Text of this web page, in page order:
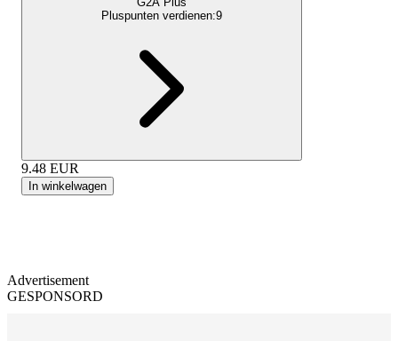
Pluspunten verdienen:9
9.48 EUR
In winkelwagen
Advertisement
GESPONSORD